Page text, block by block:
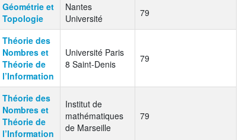
Géométrie et
Topologie
Nantes
Université
79
Théorie des
Nombres et
Théorie de
l’Information
Université Paris
8 Saint-Denis
79
Théorie des
Nombres et
Théorie de
l’Information
Institut de
mathématiques
de Marseille
79